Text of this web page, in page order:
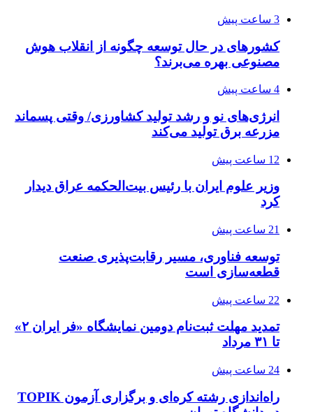
3 ساعت پیش
کشورهای در حال توسعه چگونه از انقلاب هوش
مصنوعی بهره می‌برند؟
4 ساعت پیش
انرژی‌های نو و رشد تولید کشاورزی/ وقتی پسماند
مزرعه‌ برق تولید می‌کند
12 ساعت پیش
وزیر علوم ایران با رئیس بیت‌الحکمه عراق دیدار
کرد
21 ساعت پیش
توسعه فناوری، مسیر رقابت‌پذیری صنعت
قطعه‌سازی است
22 ساعت پیش
تمدید مهلت ثبت‌نام دومین نمایشگاه «فر ایران ۲»
تا ۳۱ مرداد
24 ساعت پیش
راه‌اندازی رشته کره‌ای و برگزاری آزمون TOPIK